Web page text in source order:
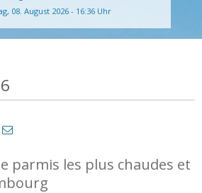
08. August 2026 - 16:36 Uhr
parmis les plus chaudes et